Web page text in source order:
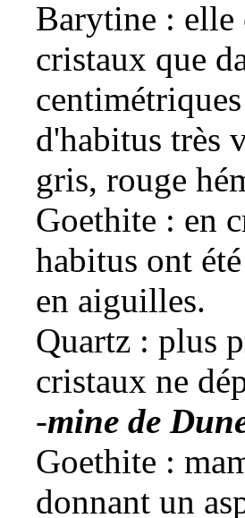
Barytine : elle
cristaux que
d'habitus très
gris, rouge
Goethite : en
habitus ont
en aiguilles.
Quartz : plus
cristaux ne
-mine de
Goethite :
donnant un